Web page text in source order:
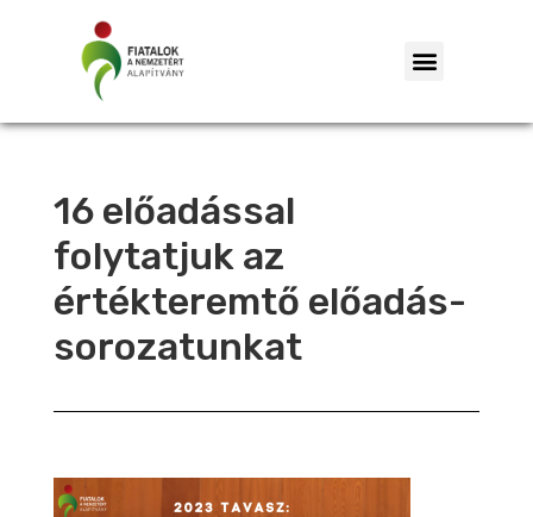
16 előadással
folytatjuk az
értékteremtő előadás-
sorozatunkat